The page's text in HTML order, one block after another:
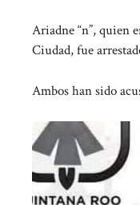
Ariadne “n”, quien
Ciudad, fue
Ambos han sido